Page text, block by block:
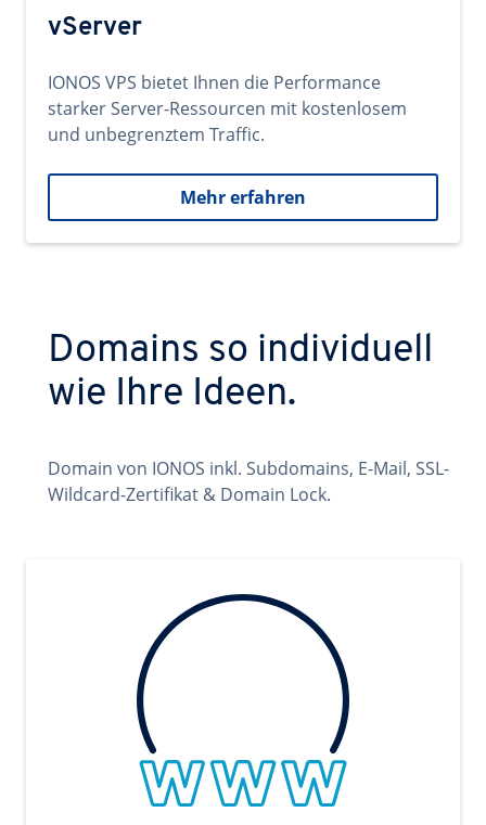
vServer
IONOS VPS bietet Ihnen die Performance
starker Server-Ressourcen mit kostenlosem
und unbegrenztem Traffic.
Mehr erfahren
Domains so individuell
wie Ihre Ideen.
Domain von IONOS inkl. Subdomains, E-Mail, SSL-
Wildcard-Zertifikat & Domain Lock.